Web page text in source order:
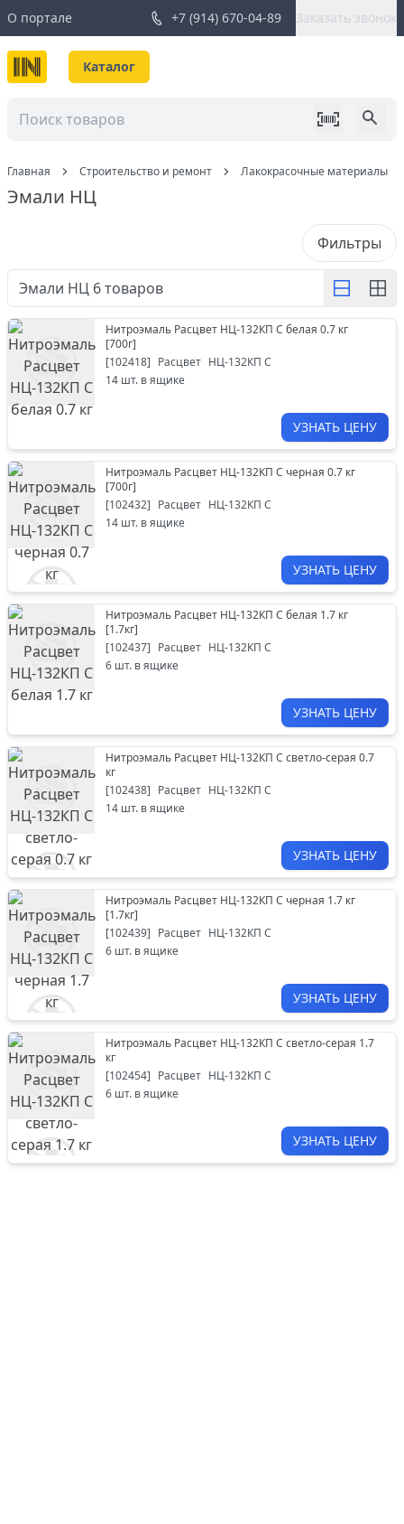
О портале +7 (914) 670-04-89 Заказать звонок
Каталог
Главная Строительство и ремонт Лакокрасочные материалы
Эмали НЦ
Фильтры
Эмали НЦ 6товаров
Нитроэмаль Расцвет НЦ-132КП С белая 0.7 кг
[700г]
[102418] Расцвет НЦ-132КП С
14 шт. в ящике
УЗНАТЬ ЦЕНУ
Нитроэмаль Расцвет НЦ-132КП С черная 0.7 кг
[700г]
[102432] Расцвет НЦ-132КП С
14 шт. в ящике
УЗНАТЬ ЦЕНУ
Нитроэмаль Расцвет НЦ-132КП С белая 1.7 кг
[1.7кг]
[102437] Расцвет НЦ-132КП С
6 шт. в ящике
УЗНАТЬ ЦЕНУ
Нитроэмаль Расцвет НЦ-132КП С светло-серая 0.7
кг
[102438] Расцвет НЦ-132КП С
14 шт. в ящике
УЗНАТЬ ЦЕНУ
Нитроэмаль Расцвет НЦ-132КП С черная 1.7 кг
[1.7кг]
[102439] Расцвет НЦ-132КП С
6 шт. в ящике
УЗНАТЬ ЦЕНУ
Нитроэмаль Расцвет НЦ-132КП С светло-серая 1.7
кг
[102454] Расцвет НЦ-132КП С
6 шт. в ящике
УЗНАТЬ ЦЕНУ